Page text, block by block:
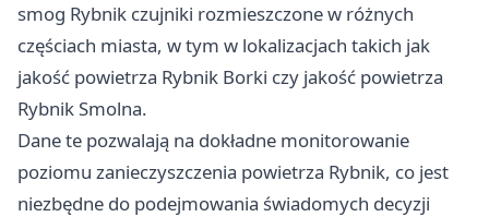
smog Rybnik czujniki rozmieszczone w różnych
częściach miasta, w tym w lokalizacjach takich jak
jakość powietrza Rybnik Borki czy jakość powietrza
Rybnik Smolna.
Dane te pozwalają na dokładne monitorowanie
poziomu zanieczyszczenia powietrza Rybnik, co jest
niezbędne do podejmowania świadomych decyzji